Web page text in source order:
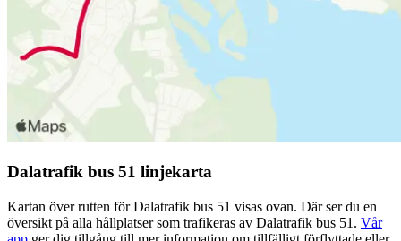
Dalatrafik bus 51 linjekarta
Kartan över rutten för Dalatrafik bus 51 visas ovan. Där ser du en
översikt på alla hållplatser som trafikeras av Dalatrafik bus 51. Vår